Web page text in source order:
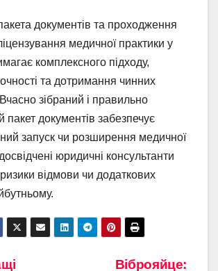
документів та проходження
медичної практики у
комплексного підходу,
та дотримання чинних
зібраний і правильно
документів забезпечує
запуск чи розширення медичної
юридичні консультанти
ризики відмови чи додаткових
Віброяйце: